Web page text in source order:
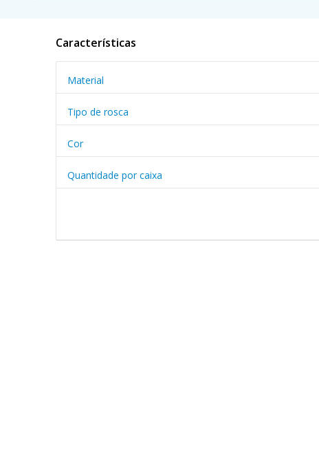
Características
Material
Tipo de rosca
Cor
Quantidade por caixa